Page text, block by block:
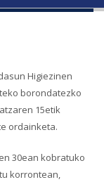
Higiezinen
borondatezko
15etik
ordainketa.
30ean kobratuko
korrontean,